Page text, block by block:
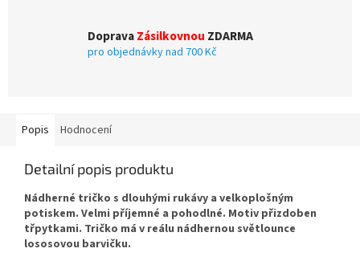
DopravaZásilkovnou ZDARMA
pro objednávky nad 700 Kč
Popis Hodnocení
Detailní popis produktu
Nádherné tričko s dlouhými rukávy a velkoplošným
potiskem. Velmi příjemné a pohodlné. Motiv přizdoben
třpytkami. Tričko má v reálu nádhernou světlounce
lososovou barvičku.